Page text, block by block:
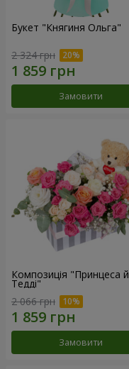
Букет "Княгиня Ольга"
2 324 грн
Замовити
Композиція "Принцеса й
Тедді"
2 066 грн
Замовити